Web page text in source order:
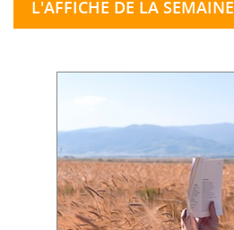
L'AFFICHE DE LA SEMAINE